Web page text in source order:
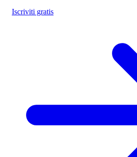
Iscriviti gratis